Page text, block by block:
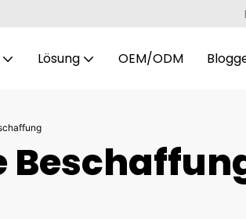
Lösung OEM/ODM